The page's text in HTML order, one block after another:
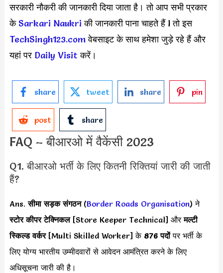
सरकारी नौकरी की जानकारी दिया जाता है। तो आप सभी प्रकार
केSarkari Naukri की जानकारी पाना चाहते हैं l तो इस
TechSingh123.comवेबसाइट के साथ हमेशा जुड़े रहे हैं और
यहां पर Daily Visit करें।
share tweet share pin
post share
FAQ – बीआरओ में वैकेंसी 2023
Q1. बीआरओ भर्ती के लिए कितनी रिक्तियां जारी की जाती
हैं?
Ans.सीमा सड़क संगठन(Border Roads Organisation) ने
स्टोर कीपर टेक्निकल [Store Keeper Technical] औरमल्टी
स्किल्ड वर्कर[Multi Skilled Worker] के 876 पदोंपर भर्ती के
लिए योग्य भारतीय उम्मीदवारों से आवेदन आमंत्रित करने के लिए
अधिसूचना जारी की है।